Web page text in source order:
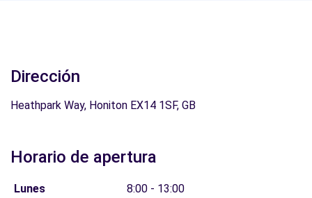
Dirección
Heathpark Way, Honiton EX14 1SF, GB
Horario de apertura
Lunes
8:00 - 13:00